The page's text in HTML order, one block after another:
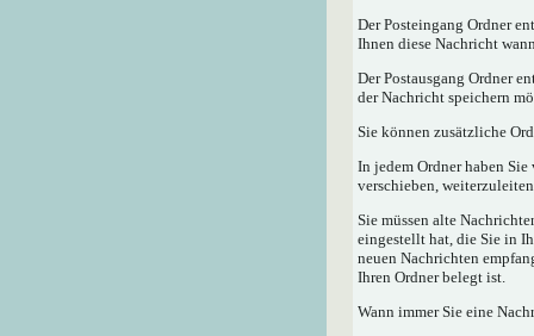
Der Posteingang Ordner
Ihnen diese Nachricht
Der Postausgang Ordner
der Nachricht speichern
Sie können zusätzliche
In jedem Ordner haben
verschieben,
Sie müssen alte
eingestellt hat, die Sie in
neuen Nachrichten
Ihren Ordner belegt ist.
Wann immer Sie eine